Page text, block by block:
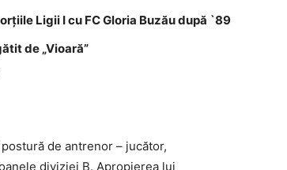
Ligii I cu FC Gloria Buzău după `89
de „Vioară”
de antrenor – jucător,
diviziei B. Apropierea lui